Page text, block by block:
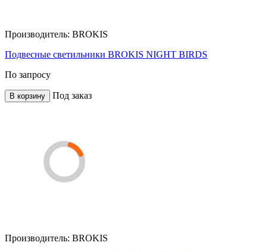
Производитель: BROKIS
Подвесные светильники BROKIS NIGHT BIRDS
По запросу
В корзину Под заказ
Производитель: BROKIS